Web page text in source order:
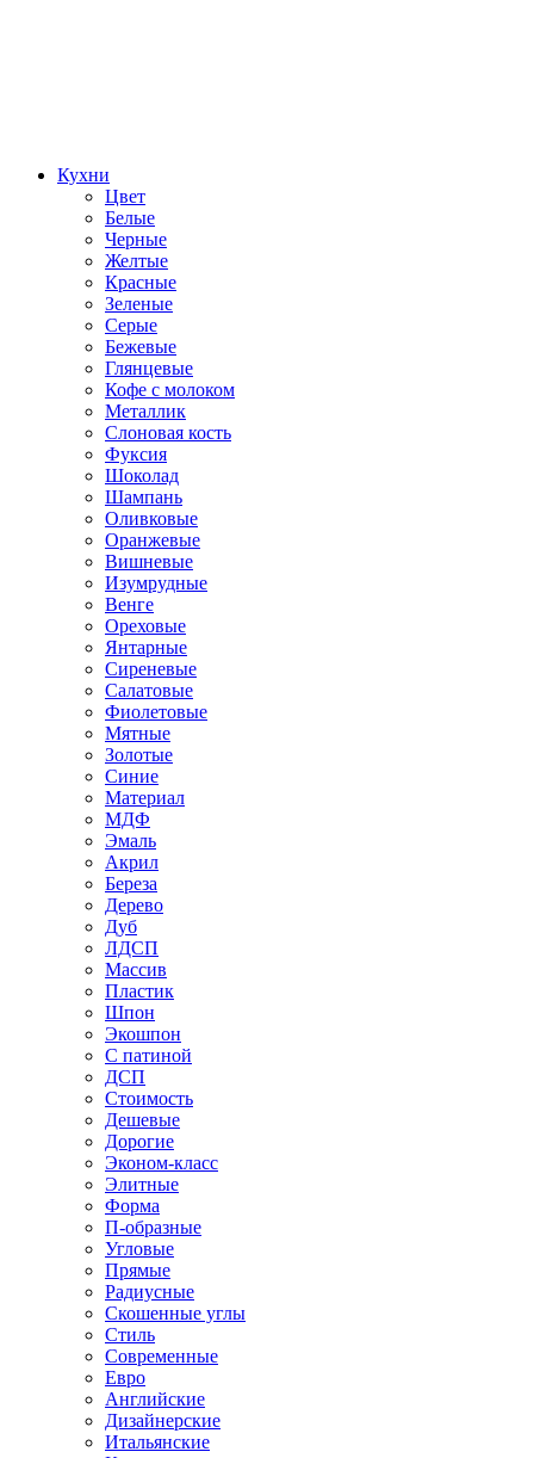
Кухни
Цвет
Белые
Черные
Желтые
Красные
Зеленые
Серые
Бежевые
Глянцевые
Кофе с молоком
Металлик
Слоновая кость
Фуксия
Шоколад
Шампань
Оливковые
Оранжевые
Вишневые
Изумрудные
Венге
Ореховые
Янтарные
Сиреневые
Салатовые
Фиолетовые
Мятные
Золотые
Синие
Материал
МДФ
Эмаль
Акрил
Береза
Дерево
Дуб
ЛДСП
Массив
Пластик
Шпон
Экошпон
С патиной
ДСП
Стоимость
Дешевые
Дорогие
Эконом-класс
Элитные
Форма
П-образные
Угловые
Прямые
Радиусные
Скошенные углы
Стиль
Современные
Евро
Английские
Дизайнерские
Итальянские